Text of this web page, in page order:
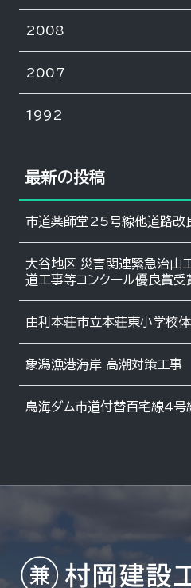
2008
2007
1992
最新の投稿
市道薬師堂25号線他道路改
大谷地区 災害関連緊急治山
道工事等コンクール優良賞受
由利本荘市立本荘東小学校
象潟漁港海岸 高潮対策工事
鳥海ダム市道付替百宅線4号